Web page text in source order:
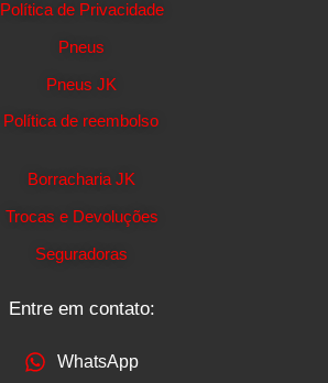
Política de Privacidade
Pneus
Pneus JK
Política de reembolso
Borracharia JK
Trocas e Devoluções
Seguradoras
Entre em contato:
WhatsApp